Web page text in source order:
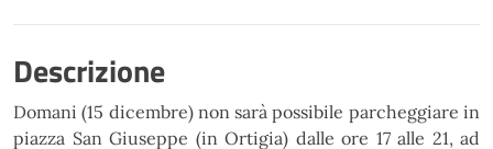
Descrizione
Domani (15 dicembre) non sarà possibile parcheggiare in
piazza San Giuseppe (in Ortigia) dalle ore 17 alle 21, ad